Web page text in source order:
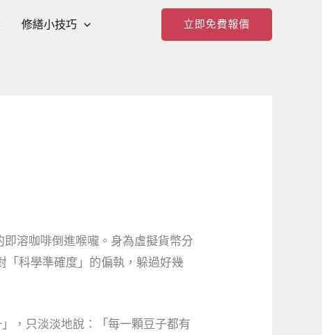
修繕小技巧 立即免費報價
溶咖啡倒進喉嚨。身為虛擬貨幣分
科學準確度」的偏執，躲過好幾
，只淡淡地說：「每一顆豆子都有